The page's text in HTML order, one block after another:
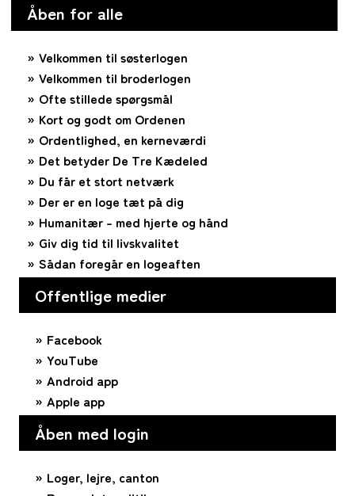
Åben for alle
Velkommen til søsterlogen
Velkommen til broderlogen
Ofte stillede spørgsmål
Kort og godt om Ordenen
Ordentlighed, en kerneværdi
Det betyder De Tre Kædeled
Du får et stort netværk
Der er en loge tæt på dig
Humanitær – med hjerte og hånd
Giv dig tid til livskvalitet
Sådan foregår en logeaften
Offentlige medier
Facebook
YouTube
Android app
Apple app
Åben med login
Loger, lejre, canton